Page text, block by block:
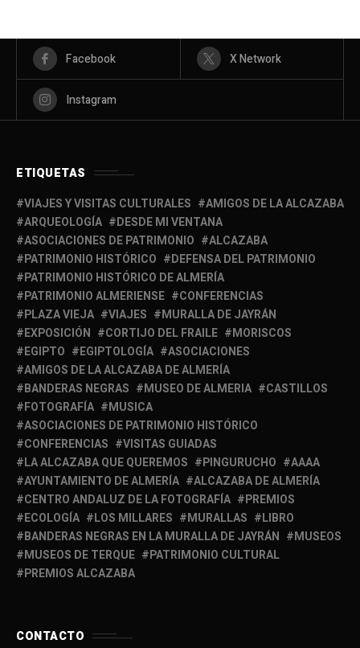
Facebook X Network
Instagram
ETIQUETAS
VIAJES Y VISITAS CULTURALES
AMIGOS DE LA ALCAZABA
ARQUEOLOGÍA
DESDE MI VENTANA
ASOCIACIONES DE PATRIMONIO
ALCAZABA
PATRIMONIO HISTÓRICO
DEFENSA DEL PATRIMONIO
PATRIMONIO HISTÓRICO DE ALMERÍA
PATRIMONIO ALMERIENSE
CONFERENCIAS
PLAZA VIEJA
VIAJES
MURALLA DE JAYRÁN
EXPOSICIÓN
CORTIJO DEL FRAILE
MORISCOS
EGIPTO
EGIPTOLOGÍA
ASOCIACIONES
AMIGOS DE LA ALCAZABA DE ALMERÍA
BANDERAS NEGRAS
MUSEO DE ALMERIA
CASTILLOS
FOTOGRAFÍA
MUSICA
ASOCIACIONES DE PATRIMONIO HISTÓRICO
CONFERENCIAS
VISITAS GUIADAS
LA ALCAZABA QUE QUEREMOS
PINGURUCHO
AAAA
AYUNTAMIENTO DE ALMERÍA
ALCAZABA DE ALMERÍA
CENTRO ANDALUZ DE LA FOTOGRAFÍA
PREMIOS
ECOLOGÍA
LOS MILLARES MURALLAS
LIBRO
BANDERAS NEGRAS EN LA MURALLA DE JAYRÁN
MUSEOS
MUSEOS DE TERQUE
PATRIMONIO CULTURAL
PREMIOS ALCAZABA
CONTACTO